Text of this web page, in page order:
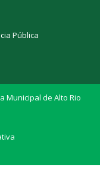
Pública
Municipal de Alto Rio